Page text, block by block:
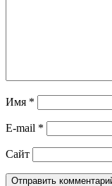
Имя *
E-mail *
Сайт